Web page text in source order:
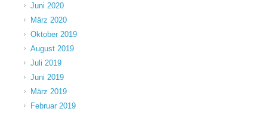
Juni 2020
März 2020
Oktober 2019
August 2019
Juli 2019
Juni 2019
März 2019
Februar 2019